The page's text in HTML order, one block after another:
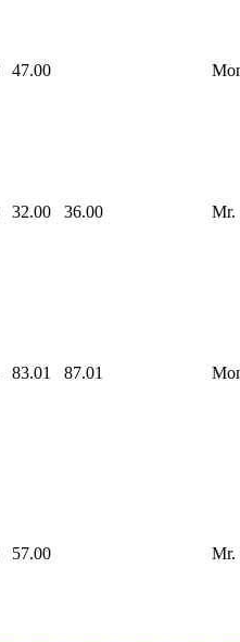
47.00
32.00 36.00 Mr.
83.01 87.01
57.00 Mr.